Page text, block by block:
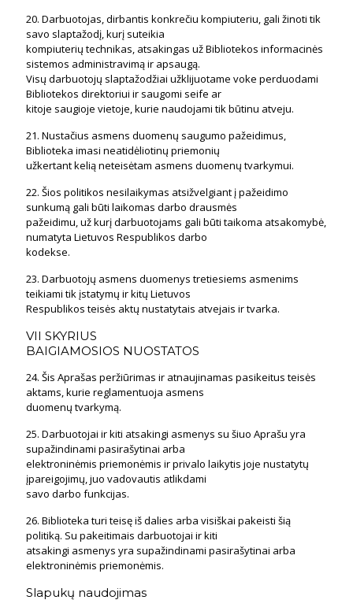
20. Darbuotojas, dirbantis konkrečiu kompiuteriu, gali žinoti tik
savo slaptažodį, kurį suteikia
kompiuterių technikas, atsakingas už Bibliotekos informacinės
sistemos administravimą ir apsaugą.
Visų darbuotojų slaptažodžiai užklijuotame voke perduodami
Bibliotekos direktoriui ir saugomi seife ar
kitoje saugioje vietoje, kurie naudojami tik būtinu atveju.
21. Nustačius asmens duomenų saugumo pažeidimus,
Biblioteka imasi neatidėliotinų priemonių
užkertant kelią neteisėtam asmens duomenų tvarkymui.
22. Šios politikos nesilaikymas atsižvelgiant į pažeidimo
sunkumą gali būti laikomas darbo drausmės
pažeidimu, už kurį darbuotojams gali būti taikoma atsakomybė,
numatyta Lietuvos Respublikos darbo
kodekse.
23. Darbuotojų asmens duomenys tretiesiems asmenims
teikiami tik įstatymų ir kitų Lietuvos
Respublikos teisės aktų nustatytais atvejais ir tvarka.
VII SKYRIUS
BAIGIAMOSIOS NUOSTATOS
24. Šis Aprašas peržiūrimas ir atnaujinamas pasikeitus teisės
aktams, kurie reglamentuoja asmens
duomenų tvarkymą.
25. Darbuotojai ir kiti atsakingi asmenys su šiuo Aprašu yra
supažindinami pasirašytinai arba
elektroninėmis priemonėmis ir privalo laikytis joje nustatytų
įpareigojimų, juo vadovautis atlikdami
savo darbo funkcijas.
26. Biblioteka turi teisę iš dalies arba visiškai pakeisti šią
politiką. Su pakeitimais darbuotojai ir kiti
atsakingi asmenys yra supažindinami pasirašytinai arba
elektroninėmis priemonėmis.
Slapukų naudojimas